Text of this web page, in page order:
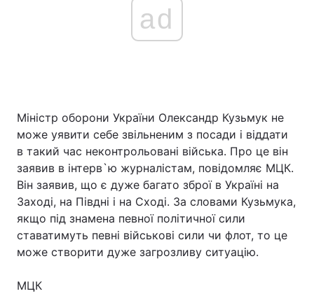
ad
Міністр оборони України Олександр Кузьмук не
може уявити себе звільненим з посади і віддати
в такий час неконтрольовані війська. Про це він
заявив в інтерв`ю журналістам, повідомляє МЦК.
Він заявив, що є дуже багато зброї в Україні на
Заході, на Півдні і на Сході. За словами Кузьмука,
якщо під знамена певної політичної сили
ставатимуть певні військові сили чи флот, то це
може створити дуже загрозливу ситуацію.
МЦК